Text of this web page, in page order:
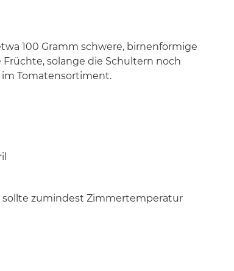
100 Gramm schwere, birnenförmige
solange die Schultern noch
Tomatensortiment.
sollte zumindest Zimmertemperatur